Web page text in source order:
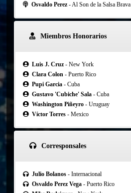
Osvaldo Perez - Al Son de la Salsa Brava
Miembros Honorarios
Luis J. Cruz- New York
Clara Colon- Puerto Rico
Pupi Garcia- Cuba
Gustavo 'Cubiche' Sala- Cuba
Washington Piñeyro - Uruguay
Víctor Torres - Mexico
Corresponsales
Julio Bolanos- Internacional
Osvaldo Perez Vega- Puerto Rico